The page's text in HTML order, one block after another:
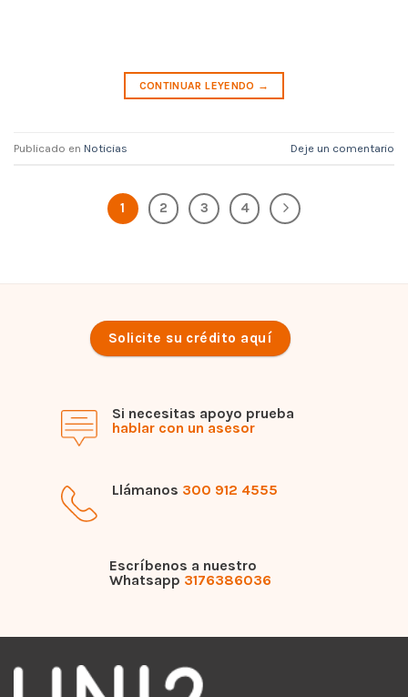
CONTINUAR LEYENDO →
Publicado en Noticias Deje un comentario
1 2 3 4
Solicite su crédito aquí
Si necesitas apoyo prueba
hablar con un asesor
Llámanos 300 912 4555
Escríbenos a nuestro
Whatsapp 3176386036